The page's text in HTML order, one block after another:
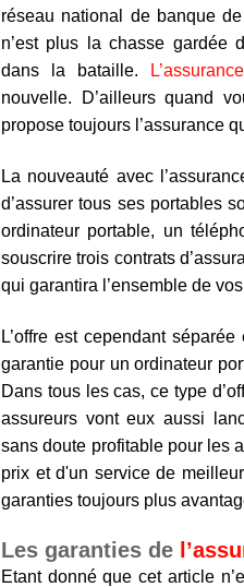
réseau national de banque
n’est plus la chasse gardée
dans la bataille.
nouvelle. D’ailleurs quand
propose toujours l’assurance
La nouveauté avec
d’assurer tous ses portables
ordinateur portable, un
souscrire trois contrats
qui garantira l’ensemble de
L’offre est cependant
garantie pour un ordinateur
Dans tous les cas, ce type
assureurs vont eux aussi
sans doute profitable pour les
prix et d'un service de
garanties toujours plus
Les garanties de
Etant donné que cet article